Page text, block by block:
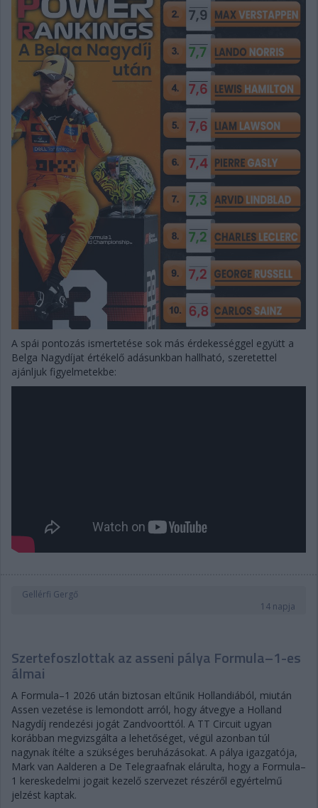
A spái pontozás ismertetése sok más érdekességgel együtt a
Belga Nagydíjat értékelő adásunkban hallható, szeretettel
ajánljuk figyelmetekbe:
Gellérfi Gergő
14 napja
Szertefoszlottak az asseni pálya Formula–1-es
álmai
A Formula–1 2026 után biztosan eltűnik Hollandiából, miután
Assen vezetése is lemondott arról, hogy átvegye a Holland
Nagydíj rendezési jogát Zandvoorttól. A TT Circuit ugyan
korábban megvizsgálta a lehetőséget, végül azonban túl
nagynak ítélte a szükséges beruházásokat. A pálya igazgatója,
Mark van Aalderen a De Telegraafnak elárulta, hogy a Formula–
1 kereskedelmi jogait kezelő szervezet részéről egyértelmű
jelzést kaptak.